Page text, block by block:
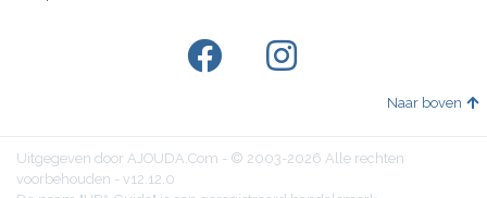
Naar boven
Uitgegeven door AJOUDA.Com - © 2003-2026 Alle rechten
voorbehouden - v12.12.0